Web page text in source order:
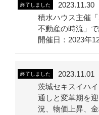
終了しました
2023.11.30
積水ハウス主催
不動産の時流」で
開催日：2023年
終了しました
2023.11.01
茨城セキスイハ
通しと変革期を
況、物価上昇、